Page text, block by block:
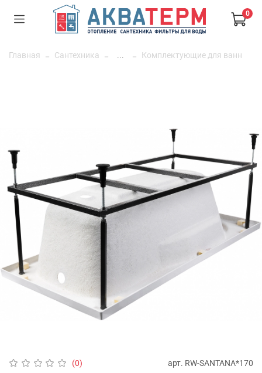
0
Главная Сантехника ... Комплектующие для ванн
(0) арт. RW-SANTANA*170